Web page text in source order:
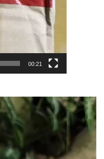
00:21